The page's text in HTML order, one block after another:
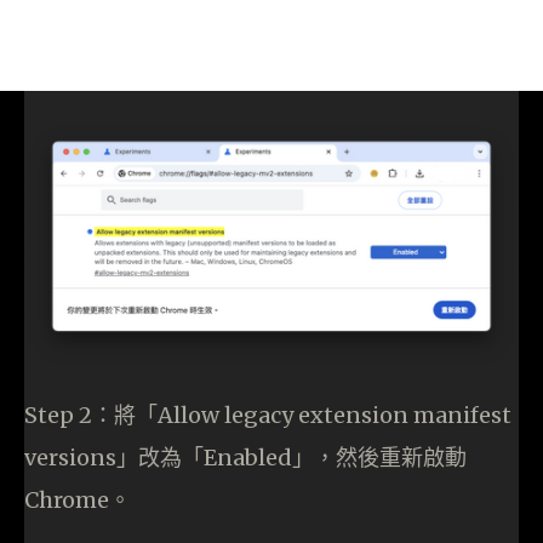
Step 2：將「Allow legacy extension manifest
versions」改為「Enabled」，然後重新啟動
Chrome。